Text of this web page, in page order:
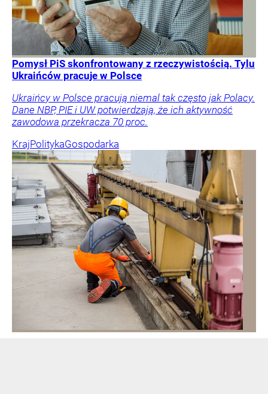
Pomysł PiS skonfrontowany z rzeczywistością. Tylu
Ukraińców pracuje w Polsce
Ukraińcy w Polsce pracują niemal tak często jak Polacy.
Dane NBP, PIE i UW potwierdzają, że ich aktywność
zawodowa przekracza 70 proc.
KrajPolitykaGospodarka